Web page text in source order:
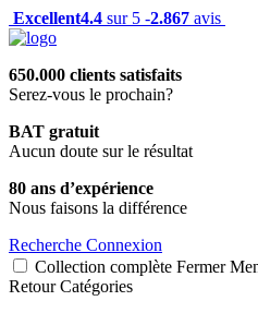
Excellent4.4 sur 5 -2.867 avis
650.000 clients satisfaits
Serez-vous le prochain?
BAT gratuit
Aucun doute sur le résultat
80 ans d’expérience
Nous faisons la différence
Recherche Connexion
Collection complète Fermer
Retour Catégories